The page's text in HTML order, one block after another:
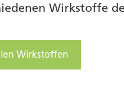
Wirkstoffe
Wirkstoffen